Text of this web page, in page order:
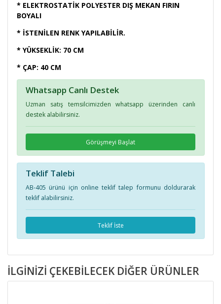
* ELEKTROSTATİK POLYESTER DIŞ MEKAN FIRIN
BOYALI
* İSTENİLEN RENK YAPILABİLİR.
* YÜKSEKLİK: 70 CM
* ÇAP: 40 CM
Whatsapp Canlı Destek
Uzman satış temsilcimizden whatsapp üzerinden canlı
destek alabilirsiniz.
Görüşmeyi Başlat
Teklif Talebi
AB-405 ürünü için online teklif talep formunu doldurarak
teklif alabilirsiniz.
Teklif İste
İLGINIZI ÇEKEBILECEK DIĞER ÜRÜNLER